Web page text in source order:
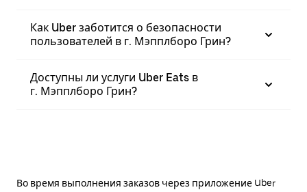
Как Uber заботится о безопасности
пользователей в г. Мэпплборо Грин?
Доступны ли услуги Uber Eats в
г. Мэпплборо Грин?
Во время выполнения заказов через приложение Uber